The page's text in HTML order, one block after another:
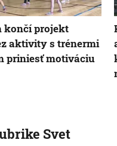
končí projekt
aktivity s trénermi
priniesť motiváciu
Svet